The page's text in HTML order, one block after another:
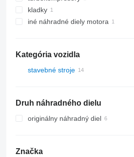
kladky
iné náhradné diely motora
Kategória vozidla
stavebné stroje
Druh náhradného dielu
originálny náhradný diel
Značka